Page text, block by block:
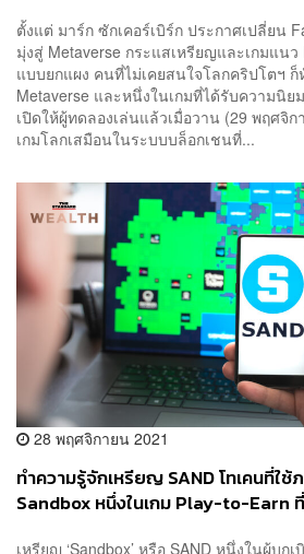
ตั้งแต่ มาร์ก ซักเคอร์เบิร์ก ประกาศเปลี่ยน
มุ่งสู่ Metaverse กระแสเหรียญและเกมแน
แบบยกแผง คนที่ไม่เคยสนใจโลกคริปโตฯ ก็
Metaverse และหนึ่งในเกมที่ได้รับความนิย
เปิดให้ผู้ทดลองเล่นแล้วเมื่อวาน (29 พฤศจิ
เกมโลกเสมือนในระบบบล็อกเชนที่...
28 พฤศจิกายน 2021
ทำความรู้จักเหรียญ SAND โทเคนที่ใช้
Sandbox หนึ่งในเกม Play-to-Earn
เหรียญ ‘Sandbox’ หรือ SAND หนึ่งในผู้บุก